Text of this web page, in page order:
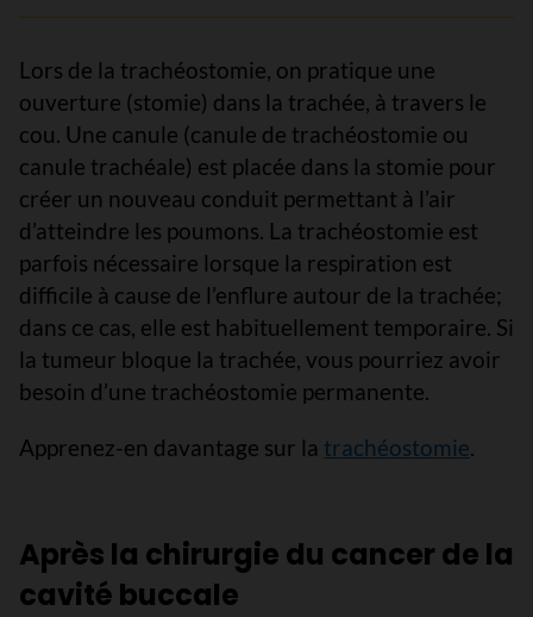
Lors de la trachéostomie, on pratique une
ouverture (stomie) dans la trachée, à travers le
cou. Une canule (canule de trachéostomie ou
canule trachéale) est placée dans la stomie pour
créer un nouveau conduit permettant à l’air
d’atteindre les poumons. La trachéostomie est
parfois nécessaire lorsque la respiration est
difficile à cause de l’enflure autour de la trachée;
dans ce cas, elle est habituellement temporaire. Si
la tumeur bloque la trachée, vous pourriez avoir
besoin d’une trachéostomie permanente.
Apprenez-en davantage sur la trachéostomie.
Après la chirurgie du cancer de la
cavité buccale